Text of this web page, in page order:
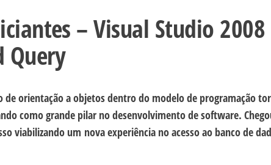
– Visual Studio
Query
de orientação a objetos dentro do modelo de programação
como grande pilar no desenvolvimento de software.
viabilizando um nova experiência no acesso ao banco de